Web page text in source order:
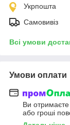
Укрпошта
Самовивіз
Всі умови
Умови оплати
Ви
або гроші